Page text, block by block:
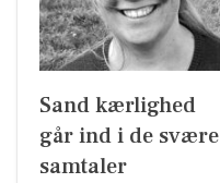
Sand kærlighed
går ind i de svære
samtaler